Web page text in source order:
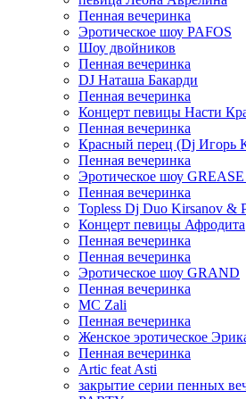
Пенная вечеринка
Эротическое шоу PAFOS
Шоу двойников
Пенная вечеринка
DJ Наташа Бакарди
Пенная вечеринка
Концерт певицы Насти
Пенная вечеринка
Красный перец (Dj Игорь
Пенная вечеринка
Эротическое шоу
Пенная вечеринка
Topless Dj Duo Kirsanov &
Концерт певицы Афродита
Пенная вечеринка
Пенная вечеринка
Эротическое шоу GRAND
Пенная вечеринка
MC Zali
Пенная вечеринка
Женское эротическое
Пенная вечеринка
Artic feat Asti
закрытие серии пенных